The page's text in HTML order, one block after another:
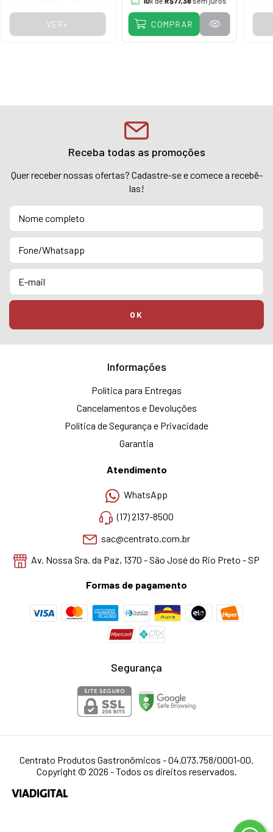
VER+ COMPRAR
Receba todas as promoções
Quer receber nossas ofertas? Cadastre-se e comece a recebê-
las!
Informações
Política para Entregas
Cancelamentos e Devoluções
Política de Segurança e Privacidade
Garantia
Atendimento
WhatsApp
(17) 2137-8500
sac@centrato.com.br
Av. Nossa Sra. da Paz, 1370 - São José do Rio Preto - SP
Formas de pagamento
Segurança
Centrato Produtos Gastronômicos - 04.073.758/0001-00.
Copyright © 2026 - Todos os direitos reservados.